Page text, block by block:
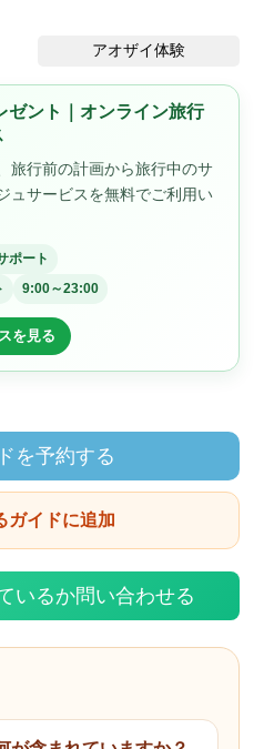
アオザイ体験
ゼント｜オンライン旅行
旅行前の計画から旅行中のサ
ュサービスを無料でご利用い
ポート
9:00～23:00
を見る
を予約する
イドに追加
いるか問い合わせる